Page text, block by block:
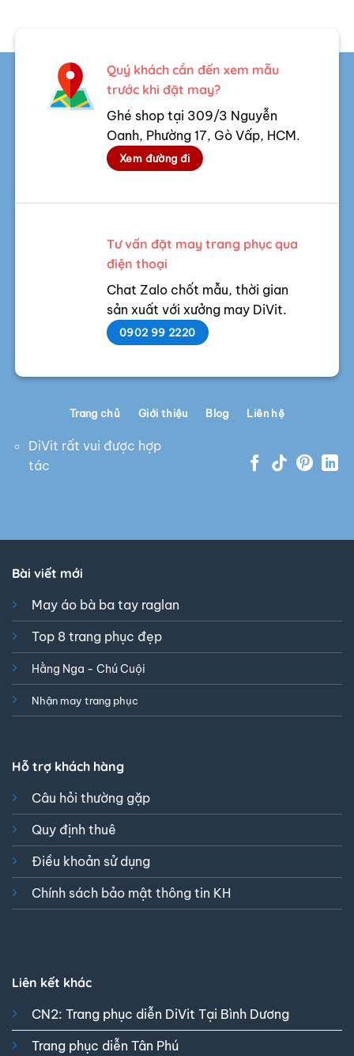
Quý khách cần đến xem mẫu
trước khi đặt may?
Ghé shop tại 309/3 Nguyễn
Oanh, Phường 17, Gò Vấp, HCM.
Xem đường đi
Tư vấn đặt may trang phục qua
điện thoại
Chat Zalo chốt mẫu, thời gian
sản xuất với xưởng may DiVit.
0902 99 2220
DiVit rất vui được hợp
tác
Trang chủ Giới thiệu Blog Liên hệ
Bài viết mới
May áo bà ba tay raglan
Top 8 trang phục đẹp
Hằng Nga - Chú Cuội
Nhận may trang phục
Hỗ trợ khách hàng
Câu hỏi thường gặp
Quy định thuê
Điều khoản sử dụng
Chính sách bảo mật thông tin KH
Liên kết khác
CN2: Trang phục diễn DiVit Tại Bình Dương
Trang phục diễn Tân Phú